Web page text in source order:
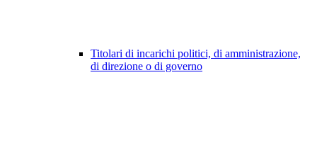
Titolari di incarichi politici, di amministrazione,
di direzione o di governo